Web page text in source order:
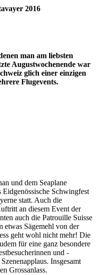
2016
man am liebsten
Augustwochenende war
glich einer einzigen
Flugevents.
und dem Seaplane
Schwingfest
statt. Auch die
an diesem Event der
auch die Patrouille Suisse
etwas Sägemehl von der
geht wohl nicht mehr! Die
für eine ganz besondere
und -
Insgesamt
Grossanlass.